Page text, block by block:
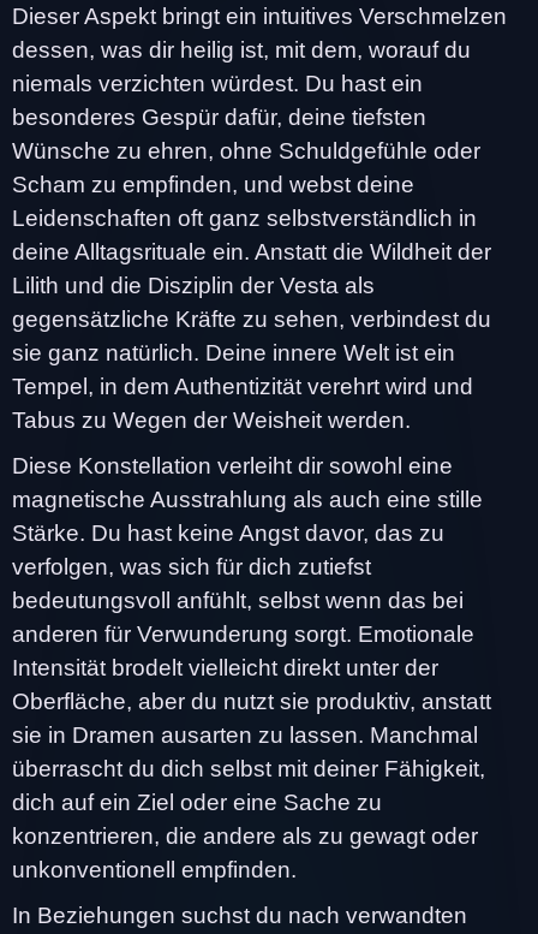
Dieser Aspekt bringt ein intuitives Verschmelzen
dessen, was dir heilig ist, mit dem, worauf du
niemals verzichten würdest. Du hast ein
besonderes Gespür dafür, deine tiefsten
Wünsche zu ehren, ohne Schuldgefühle oder
Scham zu empfinden, und webst deine
Leidenschaften oft ganz selbstverständlich in
deine Alltagsrituale ein. Anstatt die Wildheit der
Lilith und die Disziplin der Vesta als
gegensätzliche Kräfte zu sehen, verbindest du
sie ganz natürlich. Deine innere Welt ist ein
Tempel, in dem Authentizität verehrt wird und
Tabus zu Wegen der Weisheit werden.
Diese Konstellation verleiht dir sowohl eine
magnetische Ausstrahlung als auch eine stille
Stärke. Du hast keine Angst davor, das zu
verfolgen, was sich für dich zutiefst
bedeutungsvoll anfühlt, selbst wenn das bei
anderen für Verwunderung sorgt. Emotionale
Intensität brodelt vielleicht direkt unter der
Oberfläche, aber du nutzt sie produktiv, anstatt
sie in Dramen ausarten zu lassen. Manchmal
überrascht du dich selbst mit deiner Fähigkeit,
dich auf ein Ziel oder eine Sache zu
konzentrieren, die andere als zu gewagt oder
unkonventionell empfinden.
In Beziehungen suchst du nach verwandten